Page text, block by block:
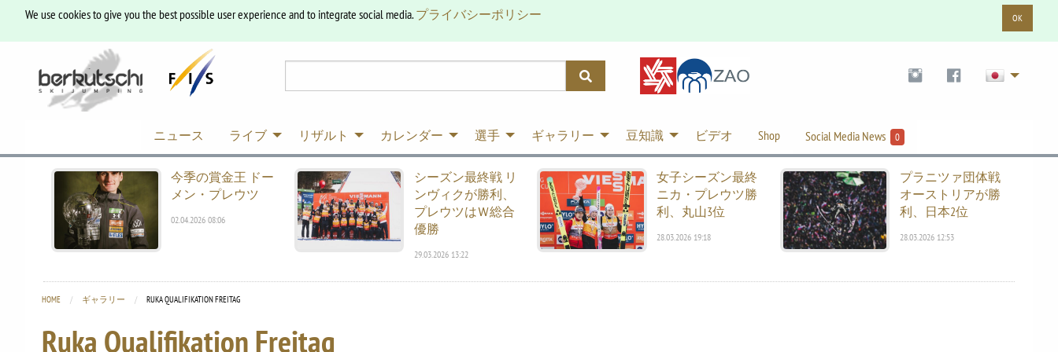
We use cookies to give you the best possible user experience and to integrate social media.プライバシーポリシー OK
ニュース ライブ リザルト カレンダー 選手 ギャラリー 豆知識 ビデオ Shop Social Media News 0
今季の賞金王 ドー
メン・プレウツ
02.04.2026 08:06
シーズン最終戦 リ
ンヴィクが勝利、
プレウツはＷ総合
優勝
29.03.2026 13:22
女子シーズン最終
ニカ・プレウツ勝
利、丸山3位
28.03.2026 19:18
プラニツァ団体戦
オーストリアが勝
利、日本2位
28.03.2026 12:53
HOME ギャラリー CURRENT:
RUKA QUALIFIKATION FREITAG
Ruka Qualifikation Freitag